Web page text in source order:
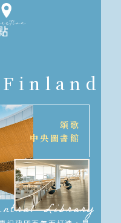
Finland
頌歌
中央圖書館
Library